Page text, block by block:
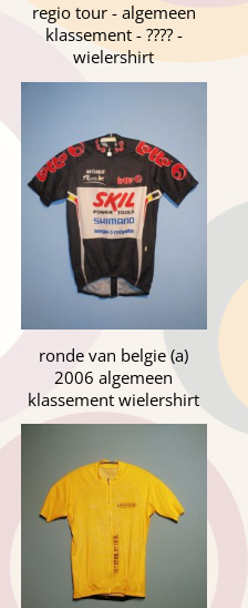
regio tour - algemeen
klassement - ???? -
wielershirt
ronde van belgie (a)
2006 algemeen
klassement wielershirt